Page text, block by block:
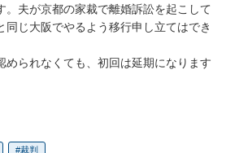
。夫が京都の家裁で離婚訴訟を起こして
同じ大阪でやるよう移行申し立てはでき
められなくても、初回は延期になります
裁判